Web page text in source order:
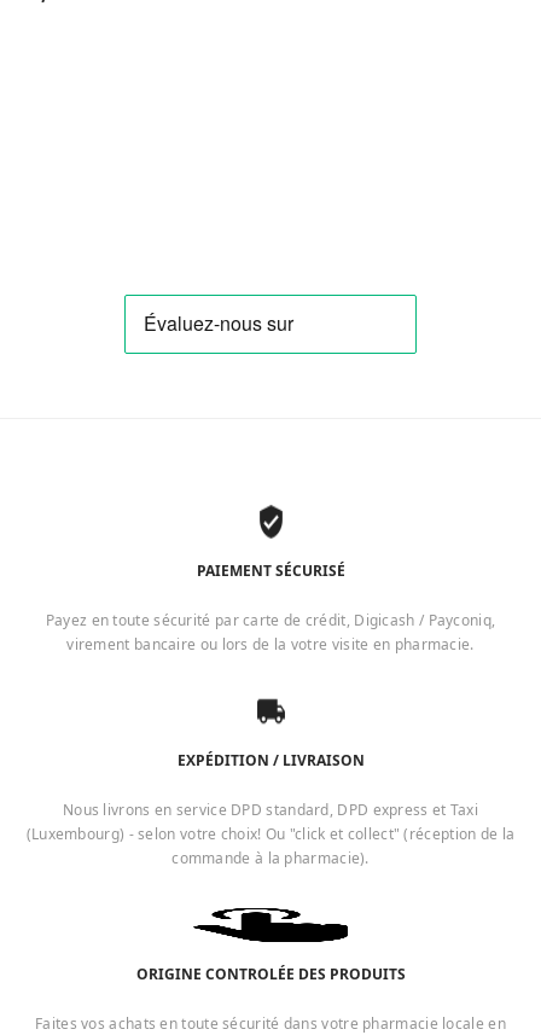
PAIEMENT SÉCURISÉ
Payez en toute sécurité par carte de crédit, Digicash / Payconiq,
virement bancaire ou lors de la votre visite en pharmacie.
EXPÉDITION / LIVRAISON
Nous livrons en service DPD standard, DPD express et Taxi
(Luxembourg) - selon votre choix! Ou "click et collect" (réception de la
commande à la pharmacie).
ORIGINE CONTROLÉE DES PRODUITS
Faites vos achats en toute sécurité dans votre pharmacie locale en